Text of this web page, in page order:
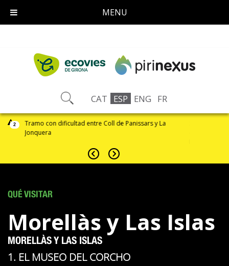
CAT ESP ENG FR
2
Tramo con dificultad entre Coll de Panissars y La
Jonquera
QUÉ VISITAR
Morellàs y Las Islas
MORELLÀS Y LAS ISLAS
1. EL MUSEO DEL CORCHO
MENU